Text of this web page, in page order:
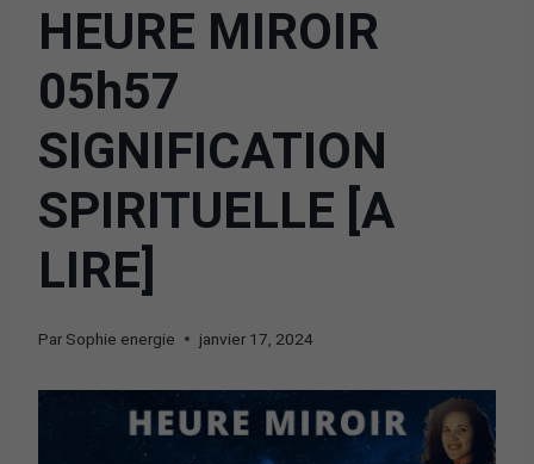
HEURE MIROIR
05h57
SIGNIFICATION
SPIRITUELLE [A
LIRE]
Par Sophie energie janvier 17, 2024